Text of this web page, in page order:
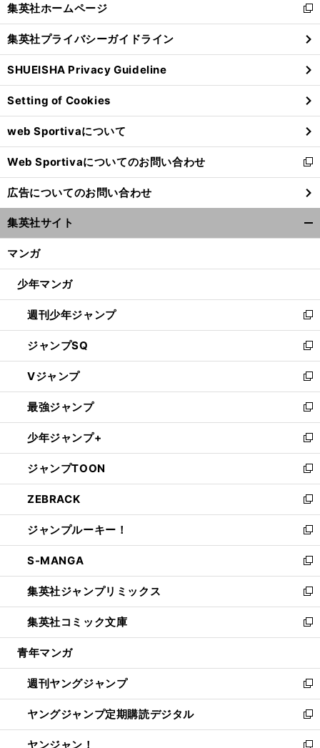
閉
る
集英社ホームページ
新
し
い
ウ
ィ
ン
ド
ウ
で
開
く
集英社プライバシーガイドライン
SHUEISHA Privacy Guideline
Setting of Cookies
web Sportivaについて
Web Sportivaについてのお問い合わせ
新
し
い
ウ
ィ
ン
ウ
開
く
広告についてのお問い合わせ
集英社サイト
マンガ
少年マンガ
週刊少年ジャンプ
新
し
い
ウ
ィ
ン
ド
ウ
で
開
く
ジャンプSQ
新
し
い
ウ
ィ
ン
ド
ウ
で
開
く
Vジャンプ
新
し
い
ウ
ィ
ン
ド
ウ
で
開
く
最強ジャンプ
新
し
い
ウ
ィ
ン
ド
ウ
で
開
く
少年ジャンプ+
新
し
い
ウ
ィ
ン
ド
ウ
で
開
く
ジャンプTOON
新
し
い
ウ
ィ
ン
ド
ウ
で
開
く
ZEBRACK
新
し
い
ウ
ィ
ン
ド
ウ
で
開
ジャンプルーキー！
新
し
い
ウ
ィ
ン
ド
ウ
開
く
S-MANGA
新
し
い
ウ
ィ
ン
ウ
で
開
く
集英社ジャンプリミックス
新
し
い
ウ
ン
ド
ウ
で
開
く
集英社コミック文庫
新
し
ウ
ィ
ン
ド
ウ
で
青年マンガ
週刊ヤングジャンプ
新
し
い
ウ
ヤングジャンプ定期購読デジタル
新
し
ヤンジャン！